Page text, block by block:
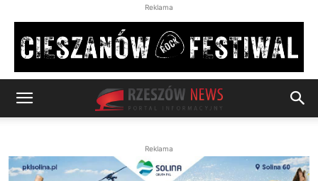
Reklama
Reklama